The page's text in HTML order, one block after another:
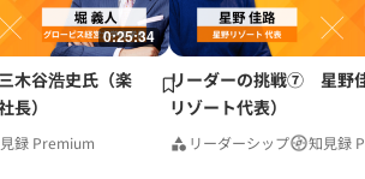
0:25:34
木谷浩史氏（楽
長）
録 Premium
リーダーの挑戦⑦ 星野
リゾート代表）
リーダーシップ 知見録